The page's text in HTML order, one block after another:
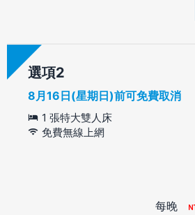
選項
8月16日(星期日)前可免費取消
1 張特大雙人床
免費無線上網
每晚